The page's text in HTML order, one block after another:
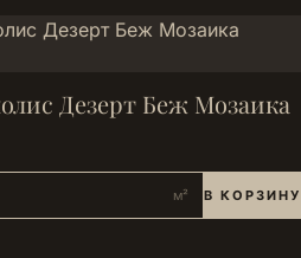
Дезерт Беж Мозаика
м² В КОРЗИНУ